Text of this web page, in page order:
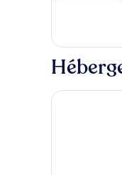
le
type
de
Chambre
Hotel Cristina